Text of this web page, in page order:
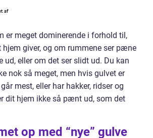
er meget dominerende i forhold til,
giver, og om rummene ser pæne
ud, eller om det ser slidt ud. Du kan
nok så meget, men hvis gulvet er
mest, eller har hakker, ridser og
dit hjem ikke så pænt ud, som det
op med “nye” gulve